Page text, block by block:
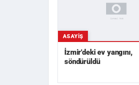
ASAYIŞ
İzmir'deki ev yangını,
söndürüldü